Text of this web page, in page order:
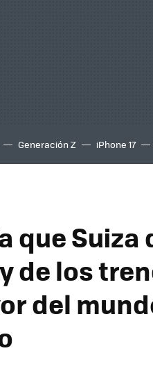
Generación Z iPhone 17
que
de los
del